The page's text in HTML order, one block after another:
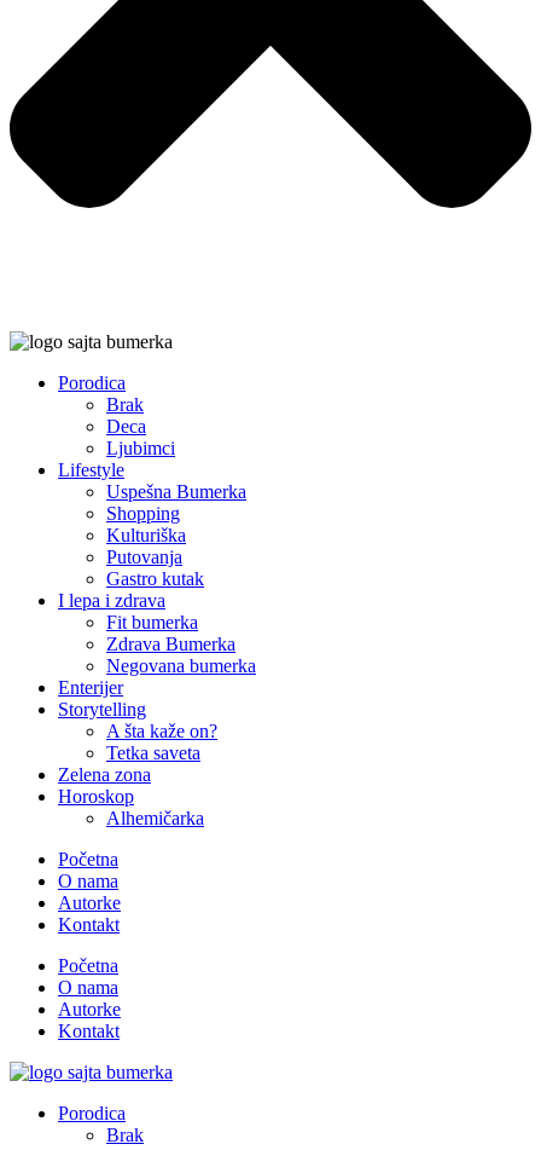
Porodica
Brak
Deca
Ljubimci
Lifestyle
Uspešna Bumerka
Shopping
Kulturiška
Putovanja
Gastro kutak
I lepa i zdrava
Fit bumerka
Zdrava Bumerka
Negovana bumerka
Enterijer
Storytelling
A šta kaže on?
Tetka saveta
Zelena zona
Horoskop
Alhemičarka
Početna
O nama
Autorke
Kontakt
Početna
O nama
Autorke
Kontakt
Porodica
Brak